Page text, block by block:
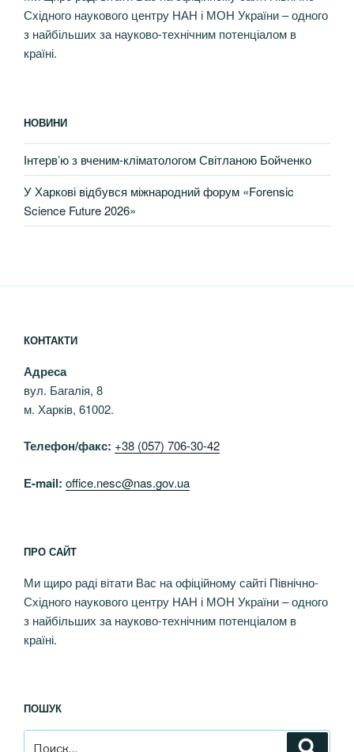
Східного наукового центру НАН і МОН України – одного
з найбільших за науково-технічним потенціалом в
країні.
НОВИНИ
Інтерв’ю з вченим-кліматологом Світланою Бойченко
У Харкові відбувся міжнародний форум «Forensic
Science Future 2026»
КОНТАКТИ
Адреса
вул. Багалія, 8
м. Харків, 61002.
Телефон/факс: +38 (057) 706-30-42
Е-mail: office.nesc@nas.gov.ua
ПРО САЙТ
Ми щиро раді вітати Вас на офіційному сайті Північно-
Східного наукового центру НАН і МОН України – одного
з найбільших за науково-технічним потенціалом в
країні.
ПОШУК